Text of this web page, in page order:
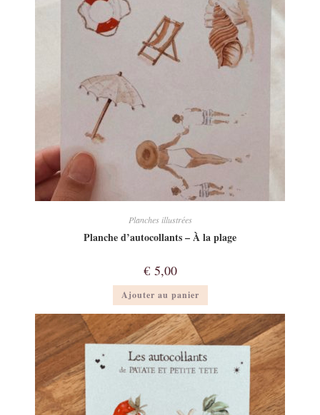
Planches illustrées
Planche d’autocollants – À la plage
€5,00
Ajouter au panier